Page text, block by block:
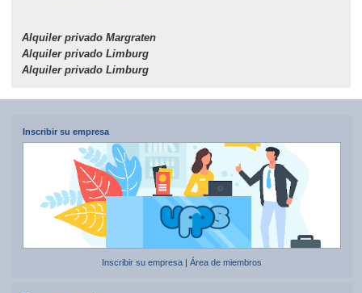
Alquiler privado Margraten
Alquiler privado Limburg
Alquiler privado Limburg
Inscribir su empresa
Inscribir su empresa| Área de miembros